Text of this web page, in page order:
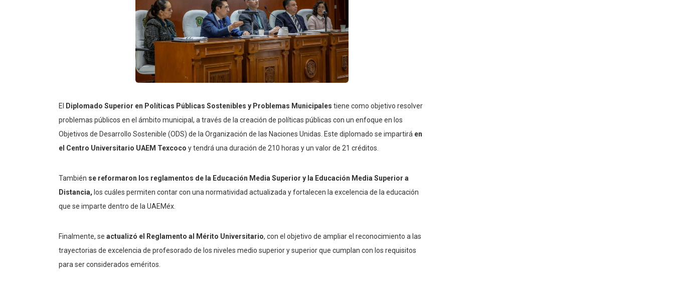
El Diplomado Superior en Políticas Públicas Sostenibles y Problemas Municipales tiene como objetivo resolver
problemas públicos en el ámbito municipal, a través de la creación de políticas públicas con un enfoque en los
Objetivos de Desarrollo Sostenible (ODS) de la Organización de las Naciones Unidas. Este diplomado se impartirá en
el Centro Universitario UAEM Texcoco y tendrá una duración de 210 horas y un valor de 21 créditos.
También se reformaron los reglamentos de la Educación Media Superior y la Educación Media Superior a
Distancia, los cuáles permiten contar con una normatividad actualizada y fortalecen la excelencia de la educación
que se imparte dentro de la UAEMéx.
Finalmente, se actualizó el Reglamento al Mérito Universitario, con el objetivo de ampliar el reconocimiento a las
trayectorias de excelencia de profesorado de los niveles medio superior y superior que cumplan con los requisitos
para ser considerados eméritos.